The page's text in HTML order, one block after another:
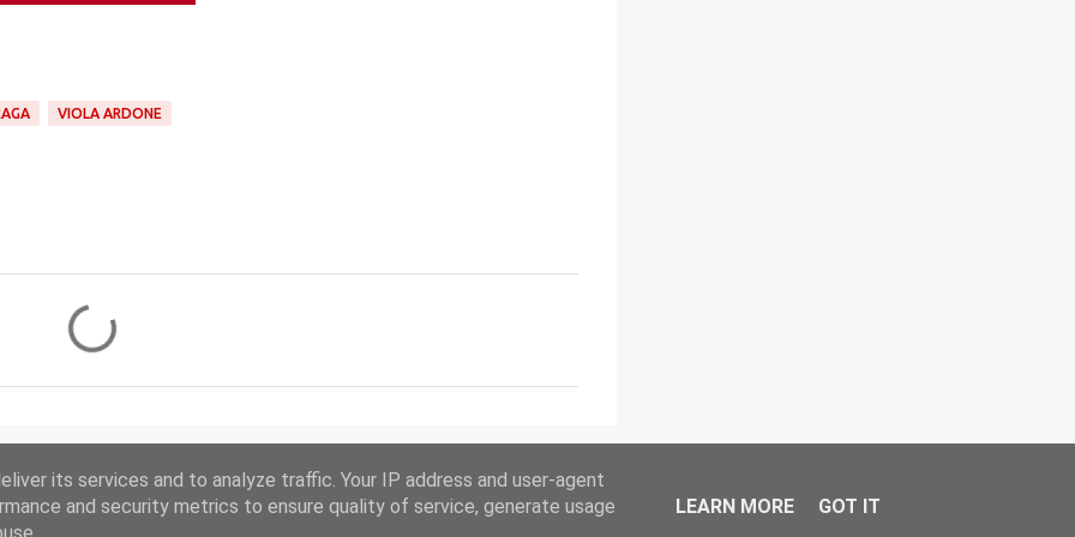
VIOLA ARDONE
Obsługiwane przez usługę Blogger
its services and to analyze traffic. Your IP address and user-agent
and security metrics to ensure quality of service, generate usage
LEARN MORE GOT IT